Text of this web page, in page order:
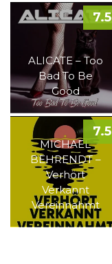
ALICATE – Too
Bad To Be
Good
7.5
MICHAEL
BEHRENDT –
Verhört
Verkannt
Vereinnahmt
7.5